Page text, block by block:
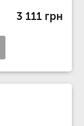
3 111 грн